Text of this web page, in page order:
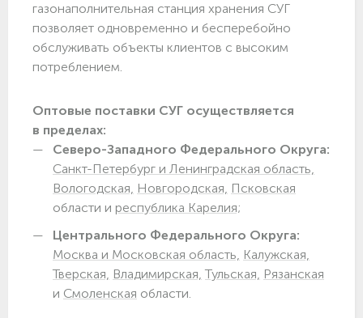
газонаполнительная станция хранения СУГ
позволяет одновременно и бесперебойно
обслуживать объекты клиентов с высоким
потреблением.
Оптовые поставки СУГ осуществляется
в пределах:
Северо-Западного Федерального Округа:
Санкт-Петербург и Ленинградская область,
Вологодская, Новгородская, Псковская
области и республика Карелия;
Центрального Федерального Округа:
Москва и Московская область, Калужская,
Тверская, Владимирская, Тульская, Рязанская
и Смоленская области.